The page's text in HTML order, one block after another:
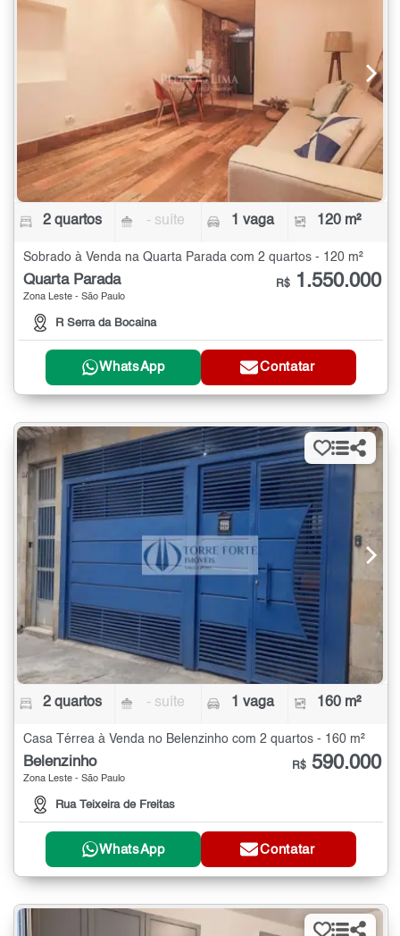
2 quartos - suíte 1 vaga 120 m²
Sobrado à Venda na Quarta Parada com 2 quartos - 120 m²
Quarta Parada
Zona Leste - São Paulo
R Serra da Bocaina
R$ 1.550.000
WhatsApp Contatar
2 quartos - suíte 1 vaga 160 m²
Casa Térrea à Venda no Belenzinho com 2 quartos - 160 m²
Belenzinho
Zona Leste - São Paulo
Rua Teixeira de Freitas
R$ 590.000
WhatsApp Contatar